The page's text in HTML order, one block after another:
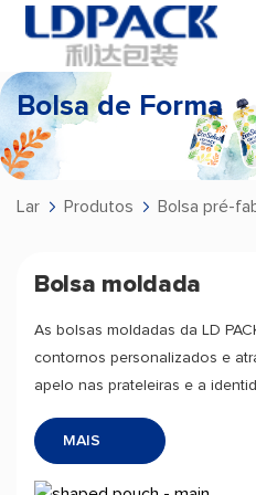
Bolsa de Forma
Lar Produtos Bolsa pré-
Bolsa moldada
As bolsas moldadas da LD
contornos personalizados e
apelo nas prateleiras e a
fácil manuseio e total
MAIS